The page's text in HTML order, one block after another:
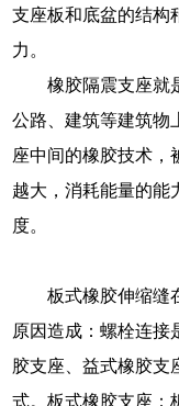
支座板和底盆的结构
力。
橡胶隔震支座就
公路、建筑等建筑物
座中间的橡胶技术，
越大，消耗能量的
度。
板式橡胶伸缩缝
原因造成：螺栓连接
胶支座、益式橡胶支
式。板式橡胶支座：